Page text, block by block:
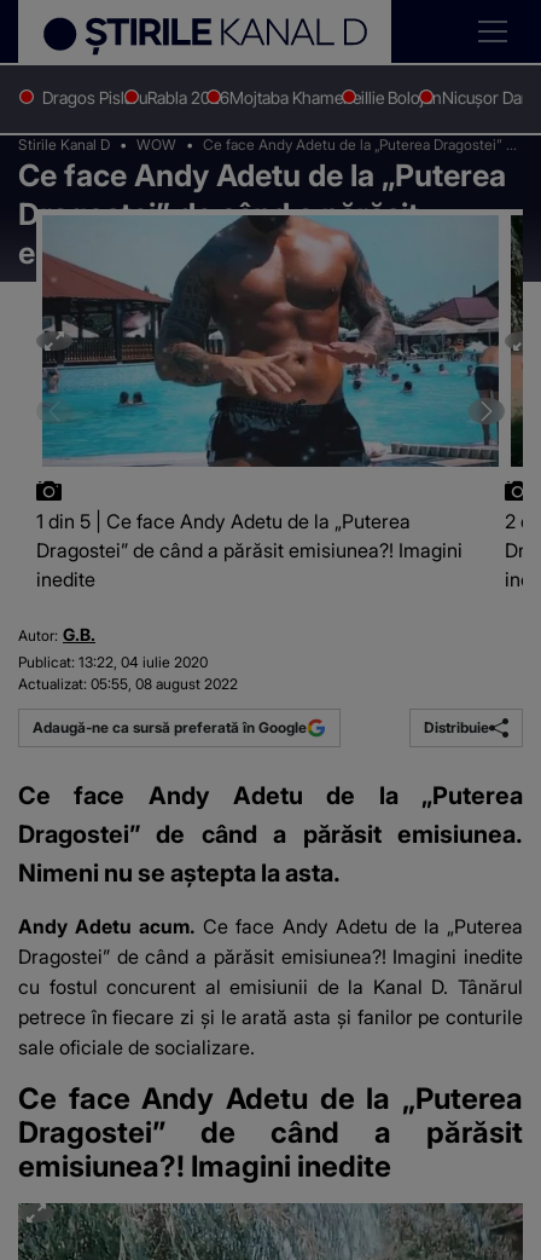
Dragos PislaruRabla 2026Mojtaba KhameneiIlie BolojanNicușor Dan
Stirile Kanal D WOW
Ce face Andy Adetu de la „Puterea Dragostei” de
când a părăsit emisiunea?! Imagini inedite
Ce face Andy Adetu de la „Puterea
Dragostei” de când a părăsit
emisiunea?! Imagini inedite
1 din 5 | Ce face Andy Adetu de la „Puterea
Dragostei” de când a părăsit emisiunea?! Imagini
inedite
2
Autor: G.B.
Publicat: 13:22, 04 iulie 2020
Actualizat: 05:55, 08 august 2022
Adaugă-ne ca sursă preferată în Google Distribuie
Ce face Andy Adetu de la „Puterea
Dragostei” de când a părăsit emisiunea.
Nimeni nu se aștepta la asta.
Andy Adetu acum. Ce face Andy Adetu de la „Puterea
Dragostei” de când a părăsit emisiunea?! Imagini inedite
cu fostul concurent al emisiunii de la Kanal D. Tânărul
petrece în fiecare zi și le arată asta și fanilor pe conturile
sale oficiale de socializare.
Ce face Andy Adetu de la „Puterea
Dragostei” de când a părăsit
emisiunea?! Imagini inedite